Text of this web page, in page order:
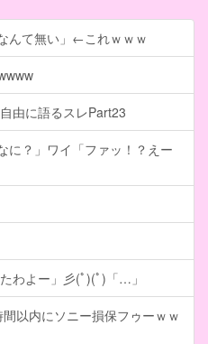
んて無い」←これｗｗｗ
由に語るスレPart23
に？」ワイ「ファッ！？えー
わよー」彡(ﾟ)(ﾟ)「…」
以内にソニー損保フゥーｗｗ